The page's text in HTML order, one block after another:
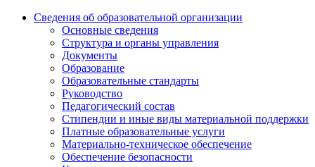
Сведения об образовательной организации
Основные сведения
Структура и органы управления
Документы
Образование
Образовательные стандарты
Руководство
Педагогический состав
Стипендии и иные виды материальной поддержки
Платные образовательные услуги
Материально-техническое обеспечение
Обеспечение безопасности